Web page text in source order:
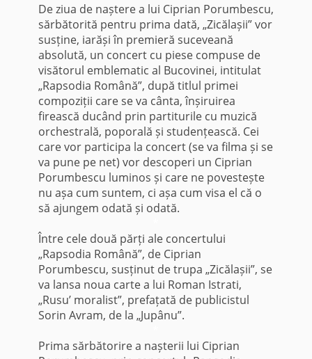
De ziua de naștere a lui Ciprian Porumbescu,
sărbătorită pentru prima dată, „Zicălașii” vor
susține, iarăși în premieră suceveană
absolută, un concert cu piese compuse de
visătorul emblematic al Bucovinei, intitulat
„Rapsodia Română”, după titlul primei
compoziții care se va cânta, înșiruirea
firească ducând prin partiturile cu muzică
orchestrală, poporală și studențească. Cei
care vor participa la concert (se va filma și se
va pune pe net) vor descoperi un Ciprian
Porumbescu luminos și care ne povestește
nu așa cum suntem, ci așa cum visa el că o
să ajungem odată și odată.
Între cele două părți ale concertului
„Rapsodia Română”, de Ciprian
Porumbescu, susținut de trupa „Zicălașii”, se
va lansa noua carte a lui Roman Istrati,
„Rusu’ moralist”, prefațată de publicistul
Sorin Avram, de la „Jupânu”.
Prima sărbătorire a nașterii lui Ciprian